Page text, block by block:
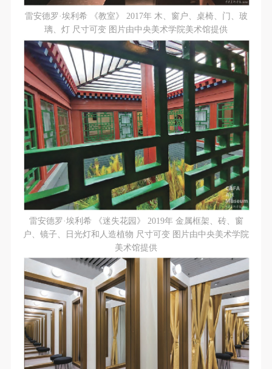
雷安德罗·埃利希 《教室》 2017年 木、窗户、桌椅、门、玻
璃、灯 尺寸可变 图片由中央美术学院美术馆提供
雷安德罗·埃利希 《迷失花园》 2019年 金属框架、砖、窗
户、镜子、日光灯和人造植物 尺寸可变 图片由中央美术学院
美术馆提供